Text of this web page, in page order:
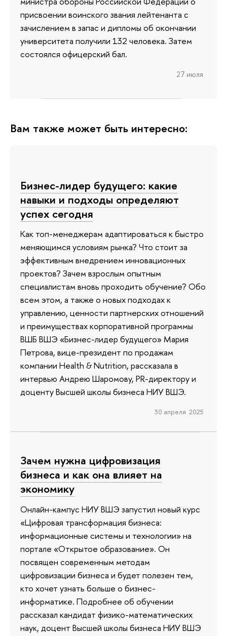
присвоении воинского звания лейтенанта с
зачислением в запас и дипломы об окончании
университета получили 132 человека. Затем
состоялся офицерский бал.
27 июля
Вам также может быть интересно:
Бизнес-лидер будущего: какие
навыки и подходы определяют
успех сегодня
Как топ-менеджерам адаптироваться к быстро
меняющимся условиям рынка? Что стоит за
эффективным внедрением инновационных
проектов? Зачем взрослым опытным
специалистам вновь проходить обучение? Обо
всем этом, а также о новых подходах к
управлению, ценности партнерских отношений
и преимуществах корпоративной программы
ВШБ ВШЭ «Бизнес-лидер будущего» Мария
Петрова, вице-президент по продажам
компании Health & Nutrition, рассказала в
интервью Андрею Шаромову, PR-директору и
доценту Высшей школы бизнеса НИУ ВШЭ.
30 апреля 2025
Зачем нужна цифровизация
бизнеса и как она влияет на
экономику
Онлайн-кампус НИУ ВШЭ запустил новый курс
«Цифровая трансформация бизнеса:
информационные системы и технологии» на
портале «Открытое образование». Он
посвящен современным методам
цифровизации бизнеса и будет полезен тем,
кто хочет узнать больше о бизнес-
информатике. Подробнее об обучении
рассказал кандидат физико-математических
наук, доцент Высшей школы бизнеса НИУ ВШЭ